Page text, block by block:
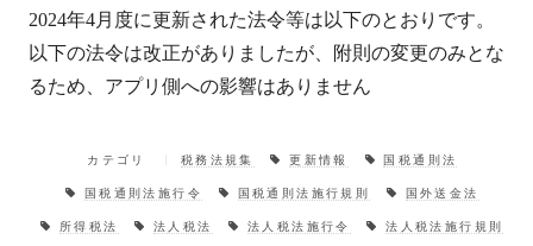
2024年4月度に更新された法令等は以下のとおりです。
以下の法令は改正がありましたが、附則の変更のみとな
るため、アプリ側への影響はありません
カテゴリ 税務法規集 更新情報 国税通則法
国税通則法施行令 国税通則法施行規則 国外送金法
所得税法 法人税法 法人税法施行令 法人税法施行規則